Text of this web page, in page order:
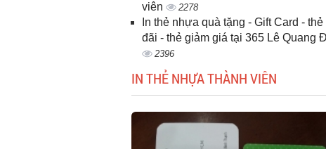
viên
2278
In thẻ nhựa quà tặng - Gift Card -
đãi - thẻ giảm giá tại 365 Lê Quang
2396
IN THẺ NHỰA THÀNH VIÊN